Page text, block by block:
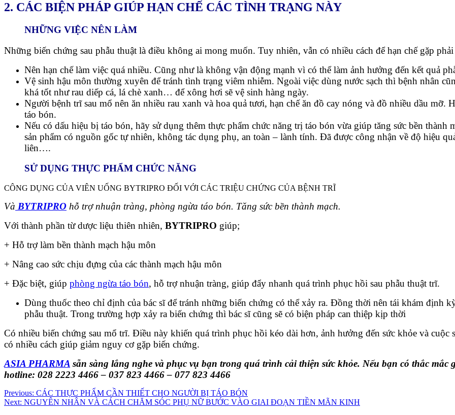
2. CÁC BIỆN PHÁP GIÚP HẠN CHẾ CÁC TÌNH TRẠNG NÀY
NHỮNG VIỆC NÊN LÀM
Những biến chứng sau phẫu thuật là điều không ai mong muốn. Tuy nhiên, vẫn có nhiều cách để hạn chế gặp
Nên hạn chế làm việc quá nhiều. Cũng như là không vận động mạnh vì có thể làm ảnh hưởng đến kết quả
Vệ sinh hậu môn thường xuyên để tránh tình trạng viêm nhiễm. Ngoài việc dùng nước sạch thì bệnh nhân
khá tốt như rau diếp cá, lá chè xanh… để xông hơi sẽ vệ sinh hàng ngày.
Người bệnh trĩ sau mổ nên ăn nhiều rau xanh và hoa quả tươi, hạn chế ăn đồ cay nóng và đồ nhiều dầu
táo bón.
Nếu có dấu hiệu bị táo bón, hãy sử dụng thêm thực phẩm chức năng trị táo bón vừa giúp tăng sức bền thành
sản phẩm có nguồn gốc tự nhiên, không tác dụng phụ, an toàn – lành tính. Đã được công nhận về độ hiệu
liên….
SỬ DỤNG THỰC PHẨM CHỨC NĂNG
CÔNG DỤNG CỦA VIÊN UỐNG BYTRIPRO ĐỐI VỚI CÁC TRIỆU CHỨNG CỦA BỆNH TRĨ
Và BYTRIPRO hỗ trợ nhuận tràng, phòng ngừa táo bón. Tăng sức bền thành mạch.
Với thành phần từ dược liệu thiên nhiên, BYTRIPRO giúp;
+ Hỗ trợ làm bền thành mạch hậu môn
+ Nâng cao sức chịu đựng của các thành mạch hậu môn
+ Đặc biệt, giúp phòng ngừa táo bón, hỗ trợ nhuận tràng, giúp đẩy nhanh quá trình phục hồi sau phẫu thuật trĩ.
Dùng thuốc theo chỉ định của bác sĩ để tránh những biến chứng có thể xảy ra. Đồng thời nên tái khám định
phẫu thuật. Trong trường hợp xảy ra biến chứng thì bác sĩ cũng sẽ có biện pháp can thiệp kịp thời
Có nhiều biến chứng sau mổ trĩ. Điều này khiến quá trình phục hồi kéo dài hơn, ảnh hưởng đến sức khỏe và
có nhiều cách giúp giảm nguy cơ gặp biến chứng.
ASIA PHARMA sẵn sàng lắng nghe và phục vụ bạn trong quá trình cải thiện sức khỏe. Nếu bạn có thắc
hotline: 028 2223 4466 – 037 823 4466 – 077 823 4466
Điều
hướng
Previous: CÁC THỰC PHẨM CẦN THIẾT CHO NGƯỜI BỊ TÁO BÓN
Next: NGUYÊN NHÂN VÀ CÁCH CHĂM SÓC PHỤ NỮ BƯỚC VÀO GIAI ĐOẠN TIỀN MÃN KINH